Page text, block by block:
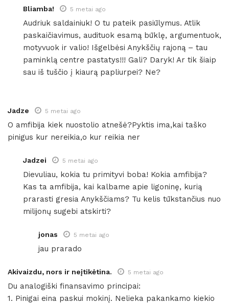
Bliamba! 5 metai ago
Audriuk saldainiuk! O tu pateik pasiūlymus. Atlik
paskaičiavimus, audituok esamą būklę, argumentuok,
motyvuok ir valio! Išgelbėsi Anykščių rajoną – tau
paminklą centre pastatys!!! Gali? Daryk! Ar tik šiaip
sau iš tuščio į kiaurą papliurpei? Ne?
Jadze 5 metai ago
O amfibija kiek nuostolio atnešė?Pyktis ima,kai taško
pinigus kur nereikia,o kur reikia ner
Jadzei 5 metai ago
Dievuliau, kokia tu primityvi boba! Kokia amfibija?
Kas ta amfibija, kai kalbame apie ligoninę, kurią
prarasti gresia Anykščiams? Tu kelis tūkstančius nuo
milijonų sugebi atskirti?
jonas 5 metai ago
jau prarado
Akivaizdu, nors ir neįtikėtina. 5 metai ago
Du analogiški finansavimo principai:
1. Pinigai eina paskui mokinį. Nelieka pakankamo kiekio